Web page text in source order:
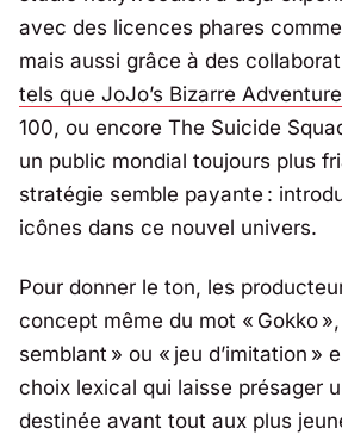
avec des licences phares comme
mais aussi grâce à des
tels que JoJo’s Bizarre Adventure
100, ou encore The Suicide
un public mondial toujours plus
stratégie semble payante :
icônes dans ce nouvel univers.
Pour donner le ton, les
concept même du mot « Gokko
semblant » ou « jeu d’imitation »
choix lexical qui laisse présager
destinée avant tout aux plus